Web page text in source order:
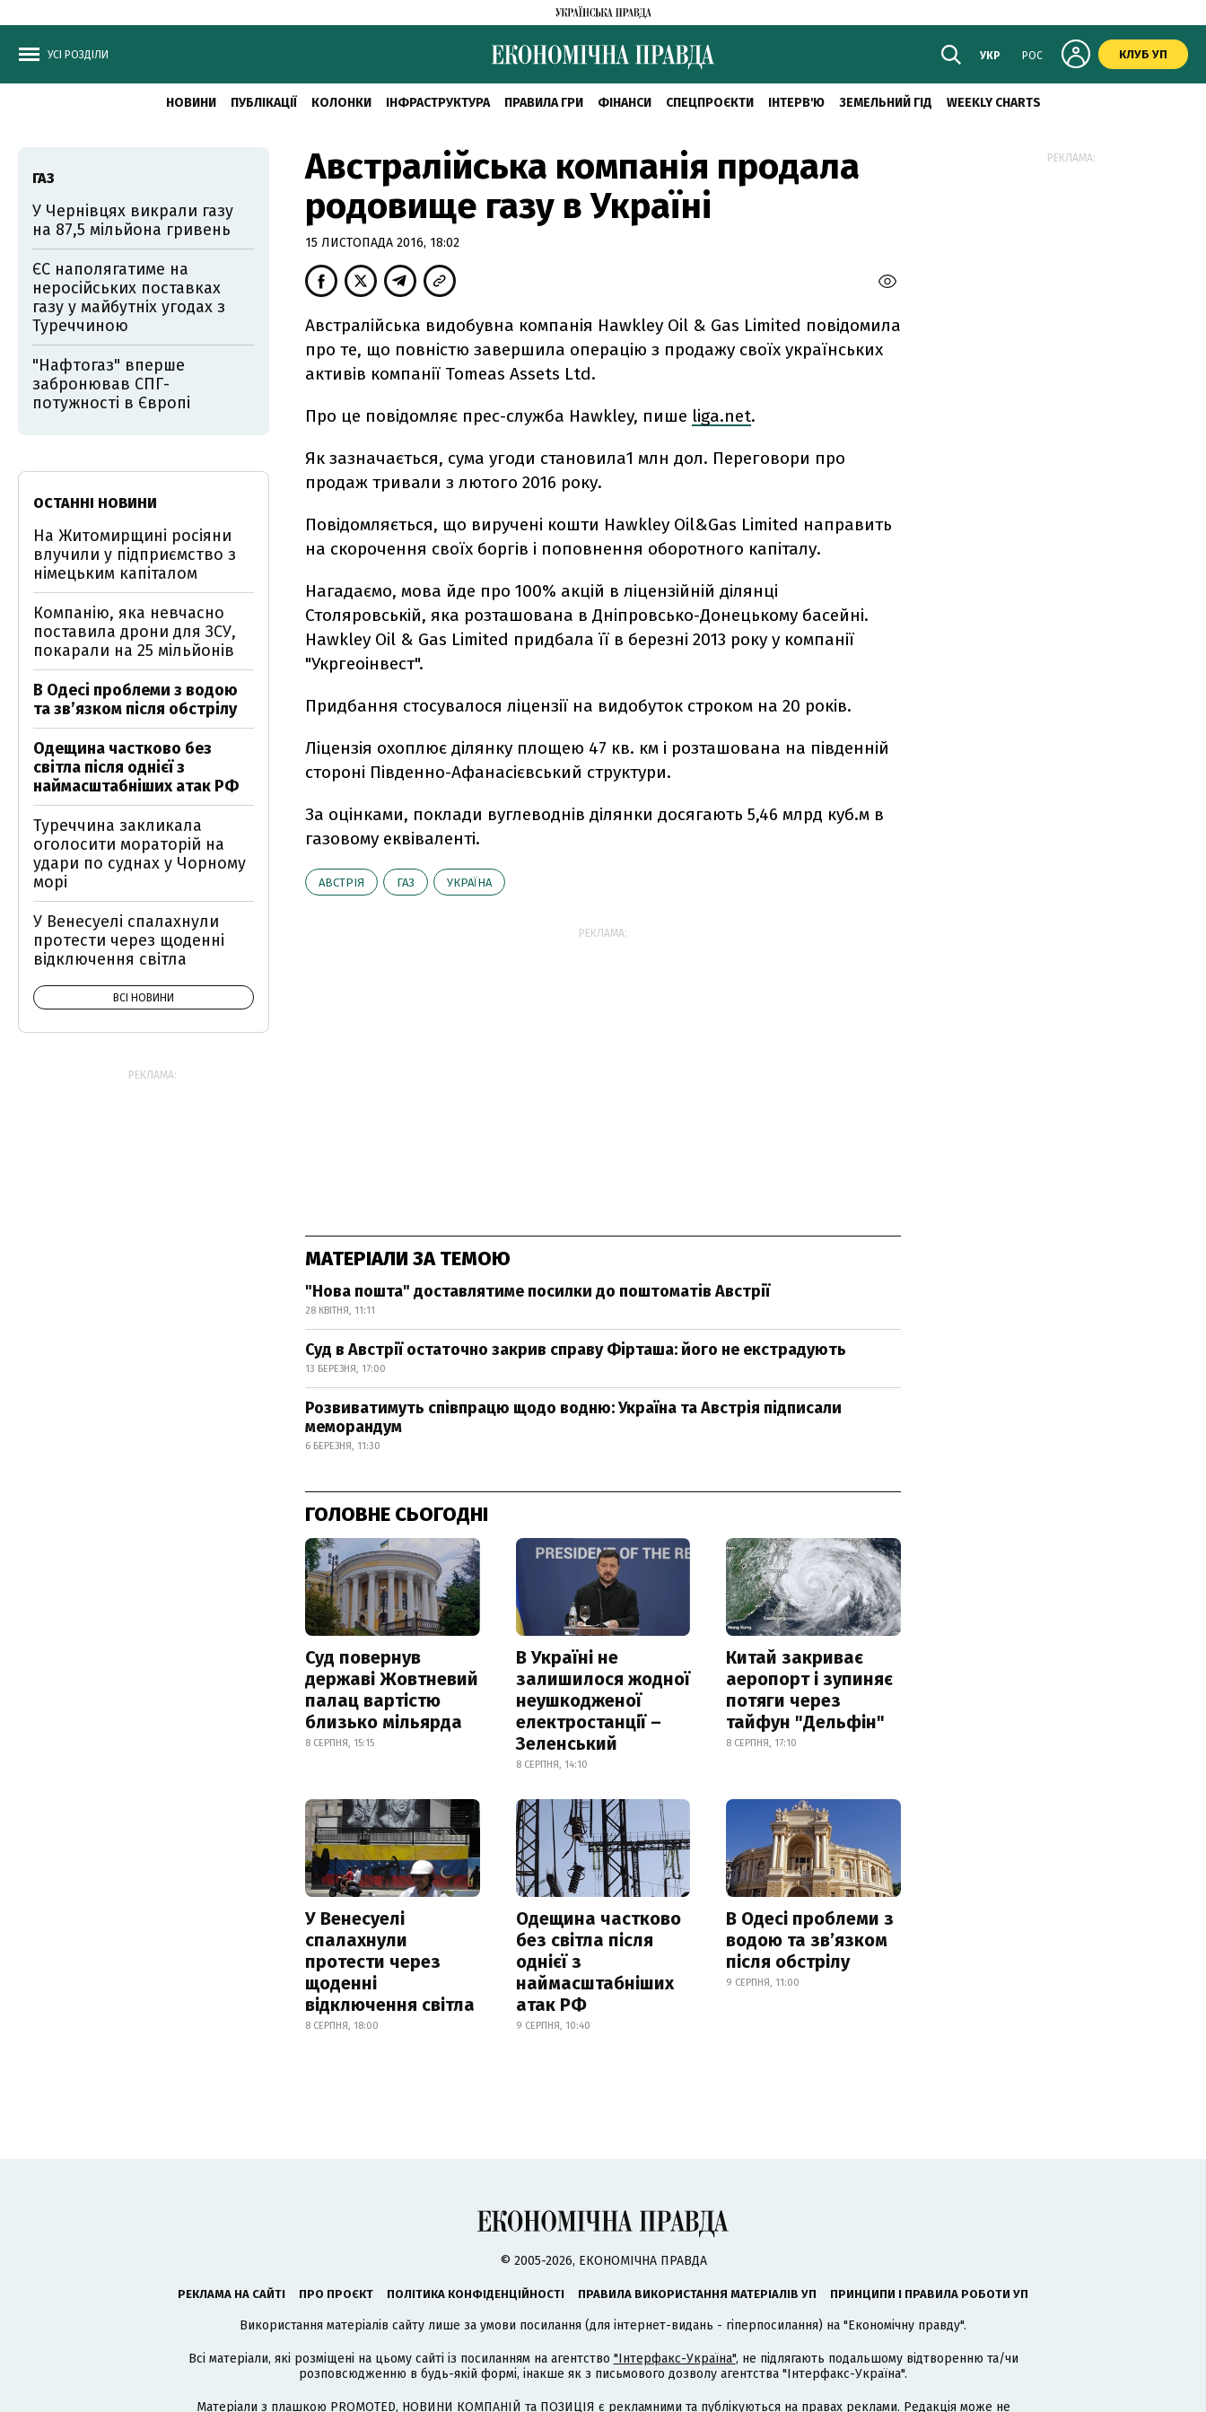
УСІ РОЗДІЛИ УКР РОС КЛУБ УП
НОВИНИ ПУБЛІКАЦІЇ КОЛОНКИ ІНФРАСТРУКТУРА ПРАВИЛА ГРИ ФІНАНСИ СПЕЦПРОЄКТИ ІНТЕРВ'Ю ЗЕМЕЛЬНИЙ ГІД WEEKLY CHARTS
Австралійська компанія продала
родовище газу в Україні
15 ЛИСТОПАДА 2016, 18:02
Австралійська видобувна компанія Hawkley Oil & Gas Limited повідомила
про те, що повністю завершила операцію з продажу своїх українських
активів компанії Tomeas Assets Ltd.
Про це повідомляє прес-служба Hawkley, пише liga.net.
Як зазначається, сума угоди становила1 млн дол. Переговори про
продаж тривали з лютого 2016 року.
Повідомляється, що виручені кошти Hawkley Oil&Gas Limited направить
на скорочення своїх боргів і поповнення оборотного капіталу.
Нагадаємо, мова йде про 100% акцій в ліцензійній ділянці
Столяровській, яка розташована в Дніпровсько-Донецькому басейні.
Hawkley Oil & Gas Limited придбала її в березні 2013 року у компанії
"Укргеоінвест".
Придбання стосувалося ліцензії на видобуток строком на 20 років.
Ліцензія охоплює ділянку площею 47 кв. км і розташована на південній
стороні Південно-Афанасієвський структури.
За оцінками, поклади вуглеводнів ділянки досягають 5,46 млрд куб.м в
газовому еквіваленті.
АВСТРІЯ ГАЗ УКРАЇНА
РЕКЛАМА:
МАТЕРІАЛИ ЗА ТЕМОЮ
"Нова пошта" доставлятиме посилки до поштоматів Австрії
28 КВІТНЯ, 11:11
Суд в Австрії остаточно закрив справу Фірташа: його не екстрадують
13 БЕРЕЗНЯ, 17:00
Розвиватимуть співпрацю щодо водню: Україна та Австрія підписали
меморандум
6 БЕРЕЗНЯ, 11:30
ГОЛОВНЕ СЬОГОДНІ
Суд повернув
державі Жовтневий
палац вартістю
близько мільярда
8 СЕРПНЯ, 15:15
В Україні не
залишилося жодної
неушкодженої
електростанції –
Зеленський
8 СЕРПНЯ, 14:10
Китай закриває
аеропорт і зупиняє
потяги через
тайфун "Дельфін"
8 СЕРПНЯ, 17:10
У Венесуелі
спалахнули
протести через
щоденні
відключення світла
8 СЕРПНЯ, 18:00
Одещина частково
без світла після
однієї з
наймасштабніших
атак РФ
9 СЕРПНЯ, 10:40
В Одесі проблеми з
водою та звʼязком
після обстрілу
9 СЕРПНЯ, 11:00
ГАЗ
У Чернівцях викрали газу
на 87,5 мільйона гривень
ЄС наполягатиме на
неросійських поставках
газу у майбутніх угодах з
Туреччиною
"Нафтогаз" вперше
забронював СПГ-
потужності в Європі
ОСТАННІ НОВИНИ
На Житомирщині росіяни
влучили у підприємство з
німецьким капіталом
Компанію, яка невчасно
поставила дрони для ЗСУ,
покарали на 25 мільйонів
В Одесі проблеми з водою
та звʼязком після обстрілу
Одещина частково без
світла після однієї з
наймасштабніших атак РФ
Туреччина закликала
оголосити мораторій на
удари по суднах у Чорному
морі
У Венесуелі спалахнули
протести через щоденні
відключення світла
ВСІ НОВИНИ
РЕКЛАМА:
РЕКЛАМА:
© 2005-2026, ЕКОНОМІЧНА ПРАВДА
РЕКЛАМА НА САЙТІ ПРО ПРОЄКТ ПОЛІТИКА КОНФІДЕНЦІЙНОСТІ ПРАВИЛА ВИКОРИСТАННЯ МАТЕРІАЛІВ УП ПРИНЦИПИ І ПРАВИЛА РОБОТИ УП
Використання матеріалів сайту лише за умови посилання (для інтернет-видань - гіперпосилання) на "Економічну правду".
Всі матеріали, які розміщені на цьому сайті із посиланням на агентство "Інтерфакс-Україна", не підлягають подальшому відтворенню та/чи
розповсюдженню в будь-якій формі, інакше як з письмового дозволу агентства "Інтерфакс-Україна".
Матеріали з плашкою PROMOTED, НОВИНИ КОМПАНІЙ та ПОЗИЦІЯ є рекламними та публікуються на правах реклами. Редакція може не